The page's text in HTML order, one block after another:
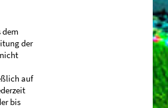
dem
der
auf
bis